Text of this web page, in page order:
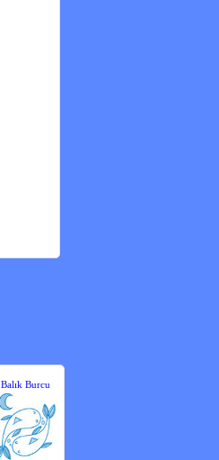
Balık Burcu